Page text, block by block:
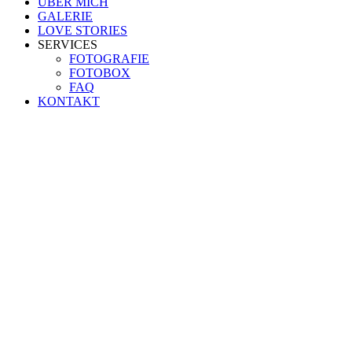
GALERIE
LOVE STORIES
SERVICES
FOTOGRAFIE
FOTOBOX
FAQ
KONTAKT